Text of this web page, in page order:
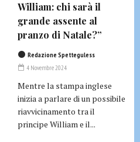
William: chi sarà il
grande assente al
pranzo di Natale?”
Redazione Spetteguless
4 Novembre 2024
Mentre la stampa inglese
inizia a parlare di un possibile
riavvicinamento tra il
principe William e il...